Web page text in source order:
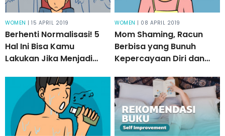
WOMEN | 15 APRIL 2019
Berhenti Normalisasi! 5
Hal Ini Bisa Kamu
Lakukan Jika Menjadi
WOMEN | 08 APRIL 2019
Mom Shaming, Racun
Berbisa yang Bunuh
Kepercayaan Diri dan